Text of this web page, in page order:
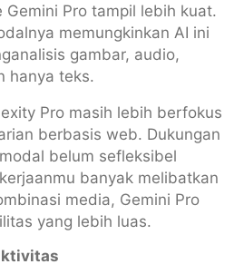
Gemini Pro tampil lebih kuat.
memungkinkan AI ini
gambar, audio,
hanya teks.
Pro masih lebih berfokus
berbasis web. Dukungan
belum sefleksibel
banyak melibatkan
media, Gemini Pro
yang lebih luas.